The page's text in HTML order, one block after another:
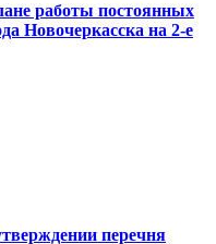
работы постоянных
Новочеркасска на 2-е
перечня